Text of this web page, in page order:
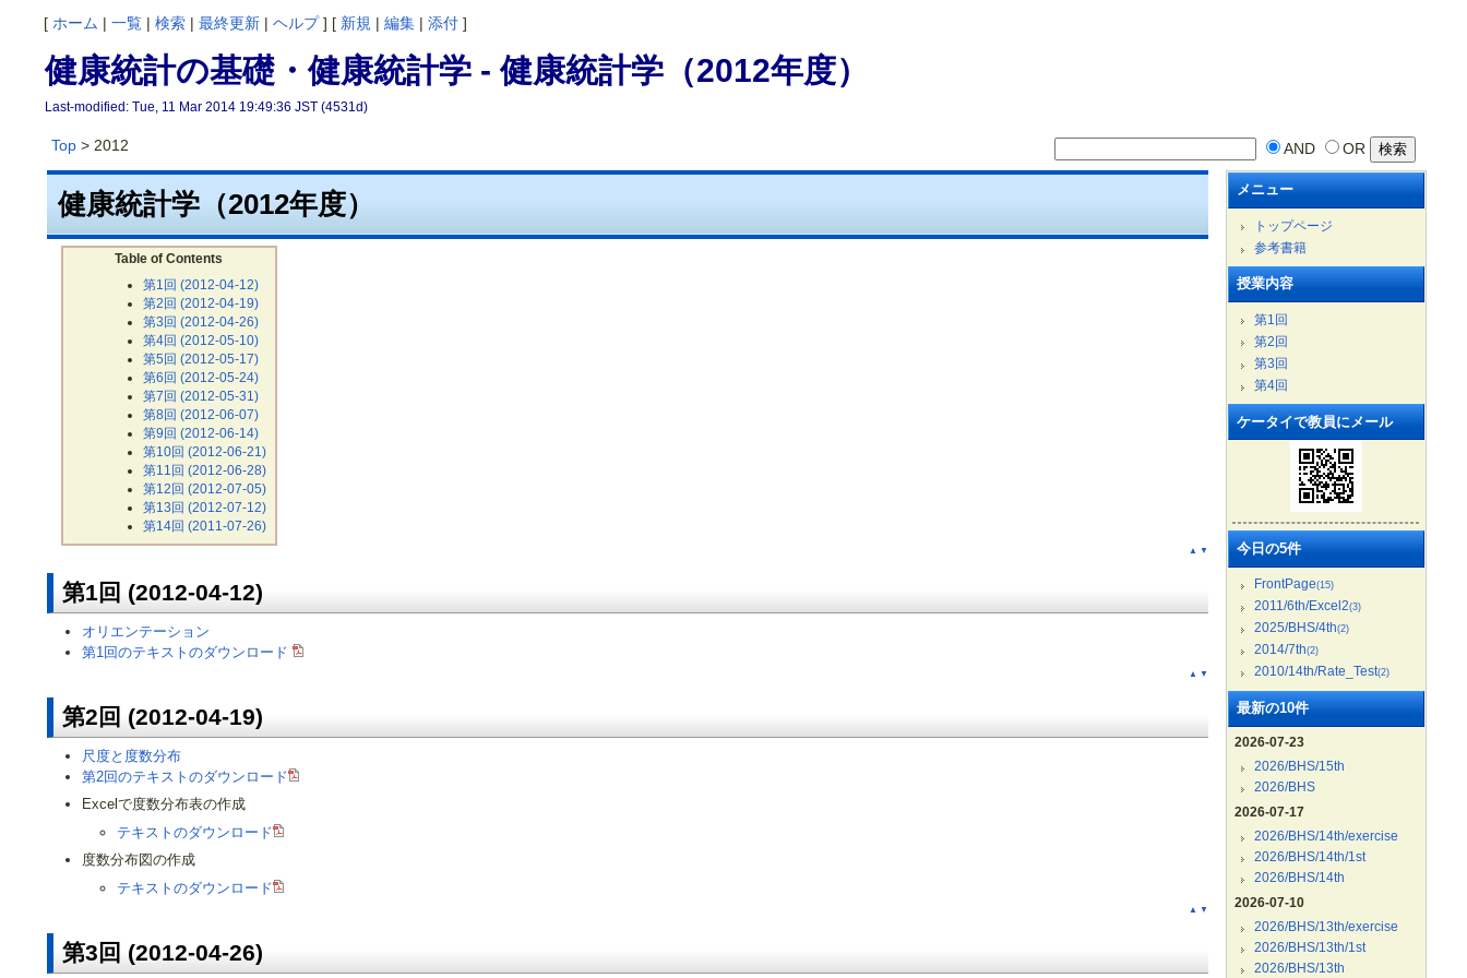
[ ホーム | 一覧| 検索| 最終更新| ヘルプ] [ 新規 | 編集| 添付]
健康統計の基礎・健康統計学 - 健康統計学（2012年度）
Last-modified: Tue, 11 Mar 2014 19:49:36 JST (4531d)
Top> 2012 AND OR
健康統計学（2012年度）
Table of Contents
第1回 (2012-04-12)
第2回 (2012-04-19)
第3回 (2012-04-26)
第4回 (2012-05-10)
第5回 (2012-05-17)
第6回 (2012-05-24)
第7回 (2012-05-31)
第8回 (2012-06-07)
第9回 (2012-06-14)
第10回 (2012-06-21)
第11回 (2012-06-28)
第12回 (2012-07-05)
第13回 (2012-07-12)
第14回 (2011-07-26)
▲ ▼
第1回 (2012-04-12)
オリエンテーション
第1回のテキストのダウンロード
▲ ▼
第2回 (2012-04-19)
尺度と度数分布
第2回のテキストのダウンロード
Excelで度数分布表の作成
テキストのダウンロード
度数分布図の作成
テキストのダウンロード
▲ ▼
第3回 (2012-04-26)
メニュー
トップページ
参考書籍
授業内容
第1回
第2回
第3回
第4回
ケータイで教員にメール
今日の5件
FrontPage(15)
2011/6th/Excel2(3)
2025/BHS/4th(2)
2014/7th(2)
2010/14th/Rate_Test(2)
最新の10件
2026-07-23
2026/BHS/15th
2026/BHS
2026-07-17
2026/BHS/14th/exercise
2026/BHS/14th/1st
2026/BHS/14th
2026-07-10
2026/BHS/13th/exercise
2026/BHS/13th/1st
2026/BHS/13th